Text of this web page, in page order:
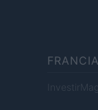
FRANCIA
InvestirMag